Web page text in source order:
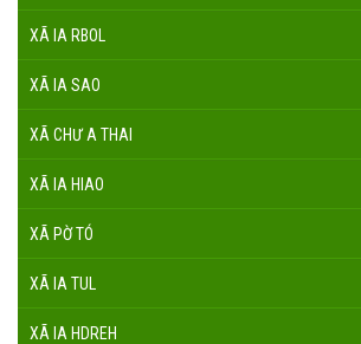
XÃ IA RBOL
XÃ IA SAO
XÃ CHƯ A THAI
XÃ IA HIAO
XÃ PỜ TÓ
XÃ IA TUL
XÃ IA HDREH